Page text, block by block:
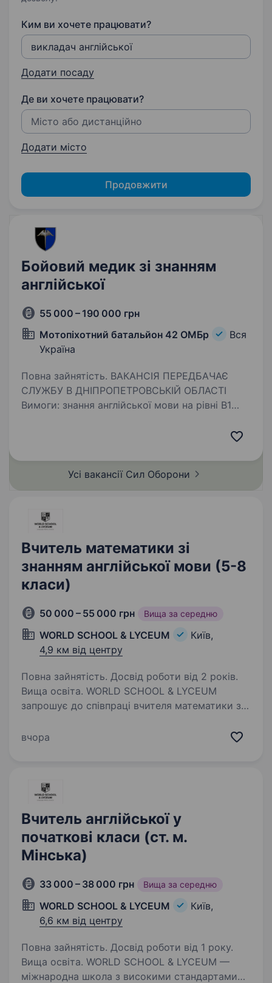
Ким ви хочете працювати?
Додати посаду
Де ви хочете працювати?
Додати місто
Продовжити
Бойовий медик зі знанням
англійської
55 000 – 190 000 грн
Мотопіхотний батальйон 42 ОМБр
Вся
Україна
Повна зайнятість. ВАКАНСІЯ ПЕРЕДБАЧАЄ
СЛУЖБУ В ДНІПРОПЕТРОВСЬКІЙ ОБЛАСТІ
Вимоги: знання англійської мови на рівні B1
Усі вакансії Сил Оборони
Вчитель математики зі
знанням англійської мови (5-8
класи)
50 000 – 55 000 грн Вища за середню
WORLD SCHOOL & LYCEUM
Київ,
4,9 км від центру
Повна зайнятість. Досвід роботи від 2 років.
Вища освіта. WORLD SCHOOL & LYCEUM
запрошує до співпраці вчителя математики зі
Локація: вул. Архипенка,10-Г, ст.м. Оболонь
вчора
Вчитель англійської у
початкові класи (ст. м.
Мінська)
33 000 – 38 000 грн Вища за середню
WORLD SCHOOL & LYCEUM
Київ,
6,6 км від центру
Повна зайнятість. Досвід роботи від 1 року.
Вища освіта. WORLD SCHOOL & LYCEUM —
міжнародна школа з високими стандартами